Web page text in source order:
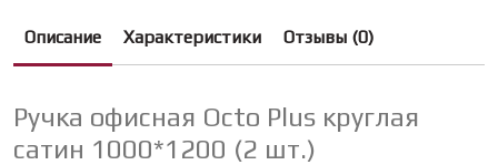
Описание Характеристики Отзывы (0)
Ручка офисная Octo Plus круглая
сатин 1000*1200 (2 шт.)